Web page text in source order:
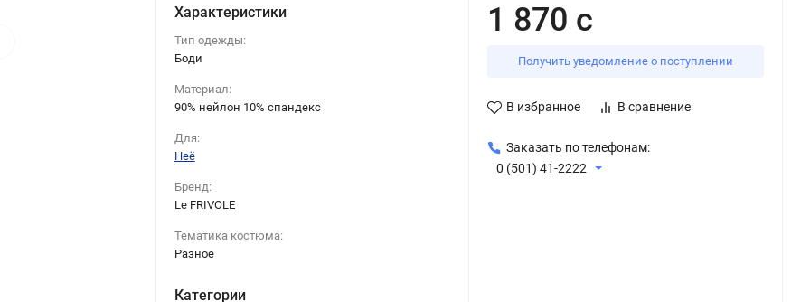
Характеристики
Тип одежды:
Боди
Материал:
90% нейлон 10% спандекс
Для:
Неё
Бренд:
Le FRIVOLE
Тематика костюма:
Разное
Категории
1 870 с
Получить уведомление о поступлении
В избранное В сравнение
Заказать по телефонам:
0 (501) 41-2222